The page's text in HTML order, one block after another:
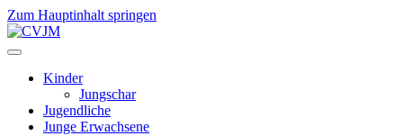
Zum Hauptinhalt springen
Kinder
Jungschar
Jugendliche
Junge Erwachsene